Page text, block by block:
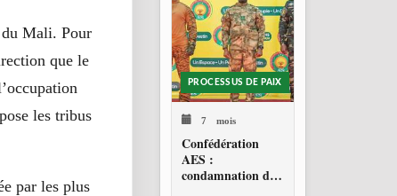
du Mali. Pour
que le
les tribus
par les plus
PROCESSUS DE PAIX
7 mois
Confédération
AES :
condamnation de